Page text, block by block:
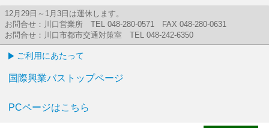
12月29日～1月3日は運休します。
お問合せ：川口営業所 TEL 048-280-0571 FAX 048-280-0631
お問合せ：川口市都市交通対策室 TEL 048-242-6350
ご利用にあたって
国際興業バストップページ
PCページはこちら